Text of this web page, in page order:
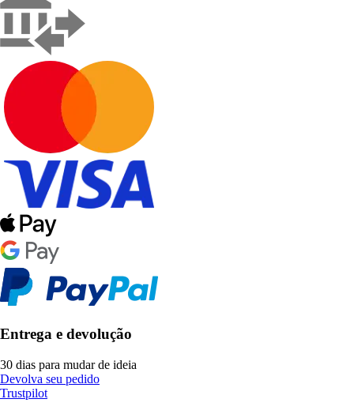
Entrega e devolução
30 dias para mudar de ideia
Devolva seu pedido
Trustpilot